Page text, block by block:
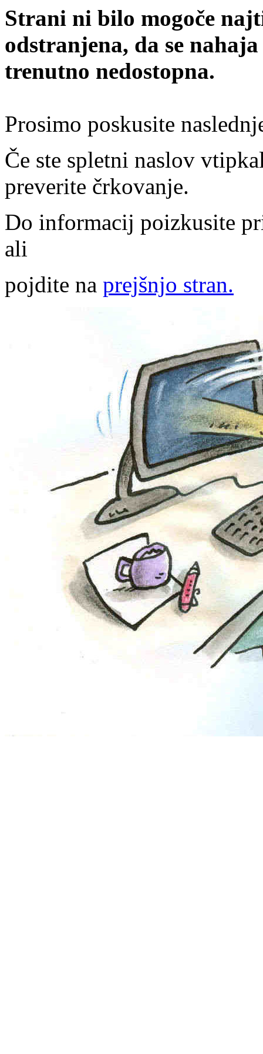
Strani ni bilo mogoče
odstranjena, da se
trenutno nedostopna.
Prosimo poskusite
Če ste spletni naslov
preverite črkovanje.
Do informacij poizkusite
ali
pojdite na prejšnjo stran.